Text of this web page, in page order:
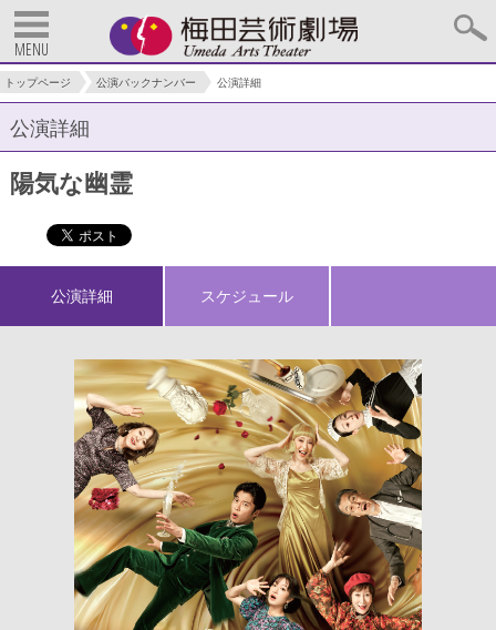
MENU
トップページ 公演バックナンバー 公演詳細
公演詳細
陽気な幽霊
公演詳細 スケジュール